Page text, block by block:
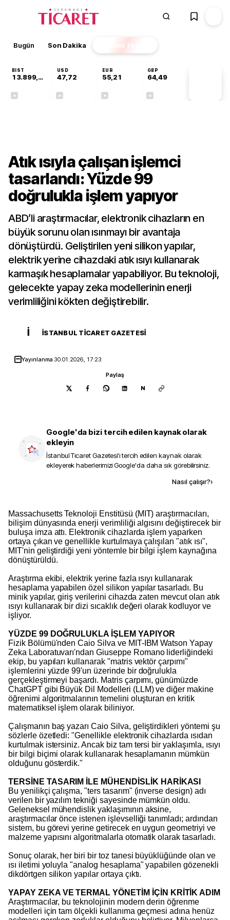
Bugün Son Dakika Finans EKSTRA
BIST
13.899,81
USD
47,72
EUR
55,21
GBP
64,49
Atık ısıyla çalışan işlemci
tasarlandı: Yüzde 99
doğrulukla işlem yapıyor
ABD’li araştırmacılar, elektronik cihazların en
büyük sorunu olan ısınmayı bir avantaja
dönüştürdü. Geliştirilen yeni silikon yapılar,
elektrik yerine cihazdaki atık ısıyı kullanarak
karmaşık hesaplamalar yapabiliyor. Bu teknoloji,
gelecekte yapay zeka modellerinin enerji
verimliliğini kökten değiştirebilir.
İ İSTANBUL TICARET GAZETESI
Yayınlanma 30.01.2026, 17:23
Paylaş
N
Google'da bizi tercih edilen kaynak olarak
ekleyin
İstanbul Ticaret Gazetesi'i tercih edilen kaynak olarak
ekleyerek haberlerimizi Google'da daha sık görebilirsiniz.
Nasıl çalışır?›
Massachusetts Teknoloji Enstitüsü (MIT) araştırmacıları,
bilişim dünyasında enerji verimliliği algısını değiştirecek bir
buluşa imza attı. Elektronik cihazlarda işlem yaparken
ortaya çıkan ve genellikle kurtulmaya çalışılan "atık ısı",
MIT'nin geliştirdiği yeni yöntemle bir bilgi işlem kaynağına
dönüştürüldü.
Araştırma ekibi, elektrik yerine fazla ısıyı kullanarak
hesaplama yapabilen özel silikon yapılar tasarladı. Bu
minik yapılar, giriş verilerini cihazda zaten mevcut olan atık
ısıyı kullanarak bir dizi sıcaklık değeri olarak kodluyor ve
işliyor.
YÜZDE 99 DOĞRULUKLA İŞLEM YAPIYOR
Fizik Bölümü'nden Caio Silva ve MIT-IBM Watson Yapay
Zeka Laboratuvarı'ndan Giuseppe Romano liderliğindeki
ekip, bu yapıları kullanarak "matris vektör çarpımı"
işlemlerini yüzde 99'un üzerinde bir doğrulukla
gerçekleştirmeyi başardı. Matris çarpımı, günümüzde
ChatGPT gibi Büyük Dil Modelleri (LLM) ve diğer makine
öğrenimi algoritmalarının temelini oluşturan en kritik
matematiksel işlem olarak biliniyor.
Çalışmanın baş yazarı Caio Silva, geliştirdikleri yöntemi şu
sözlerle özetledi: "Genellikle elektronik cihazlarda ısıdan
kurtulmak istersiniz. Ancak biz tam tersi bir yaklaşımla, ısıyı
bir bilgi biçimi olarak kullanarak hesaplamanın mümkün
olduğunu gösterdik."
TERSİNE TASARIM İLE MÜHENDİSLİK HARİKASI
Bu yenilikçi çalışma, "ters tasarım" (inverse design) adı
verilen bir yazılım tekniği sayesinde mümkün oldu.
Geleneksel mühendislik yaklaşımının aksine,
araştırmacılar önce istenen işlevselliği tanımladı; ardından
sistem, bu görevi yerine getirecek en uygun geometriyi ve
malzeme yapısını algoritmalarla otomatik olarak tasarladı.
Sonuç olarak, her biri bir toz tanesi büyüklüğünde olan ve
ısı iletimi yoluyla "analog hesaplama" yapabilen gözenekli
dikdörtgen silikon yapılar ortaya çıktı.
YAPAY ZEKA VE TERMAL YÖNETİM İÇİN KRİTİK ADIM
Araştırmacılar, bu teknolojinin modern derin öğrenme
modelleri için tam ölçekli kullanıma geçmesi adına henüz